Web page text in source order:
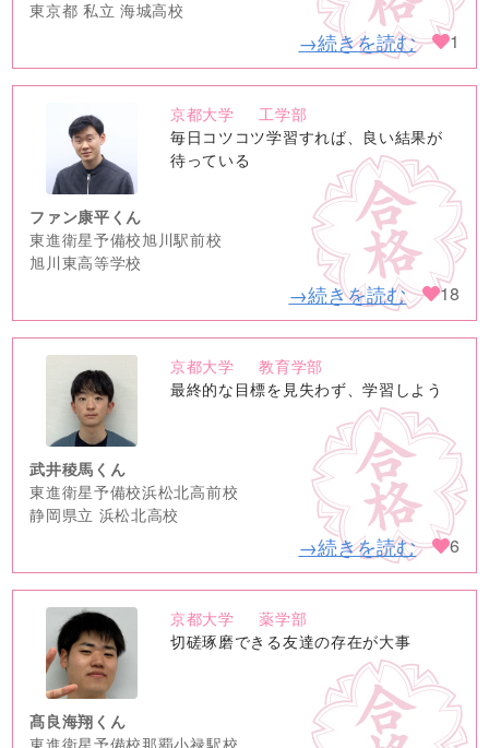
東京都 私立 海城高校
→続きを読む 1
no
image
京都大学
工学部
毎日コツコツ学習すれば、良い結果が
待っている
ファン康平くん
東進衛星予備校旭川駅前校
旭川東高等学校
→続きを読む 18
no
image
京都大学
教育学部
最終的な目標を見失わず、学習しよう
武井稜馬くん
東進衛星予備校浜松北高前校
静岡県立 浜松北高校
→続きを読む 6
no
image
京都大学
薬学部
切磋琢磨できる友達の存在が大事
髙良海翔くん